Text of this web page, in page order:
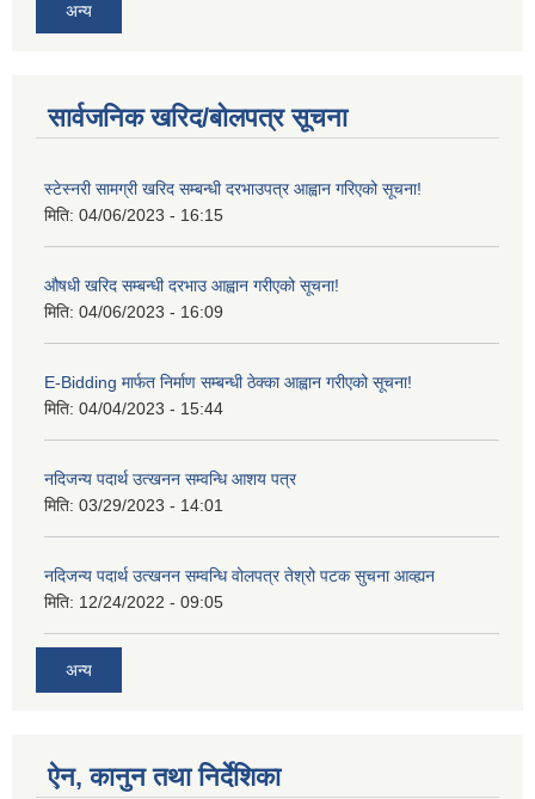
अन्य
सार्वजनिक खरिद/बोलपत्र सूचना
स्टेस्नरी सामग्री खरिद सम्बन्धी दरभाउपत्र आह्वान गरिएको सूचना!
मिति: 04/06/2023 - 16:15
औषधी खरिद सम्बन्धी दरभाउ आह्वान गरीएको सूचना!
मिति: 04/06/2023 - 16:09
E-Bidding मार्फत निर्माण सम्बन्धी ठेक्का आह्वान गरीएको सूचना!
मिति: 04/04/2023 - 15:44
नदिजन्य पदार्थ उत्खनन सम्वन्धि आशय पत्र
मिति: 03/29/2023 - 14:01
नदिजन्य पदार्थ उत्खनन सम्वन्धि वोलपत्र तेश्रो पटक सुचना आव्ह्यन
मिति: 12/24/2022 - 09:05
अन्य
ऐन, कानुन तथा निर्देशिका